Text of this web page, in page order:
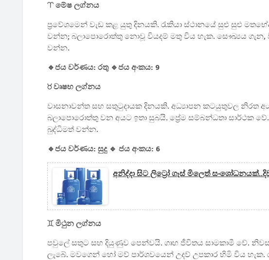
♈ මේෂ ලග්නය
ප්‍රවේශමෙන් වැඩ කළ යුතු දිනයකි. රැකියා ස්ථානයේ සුළු සුළු
වන්න; බලාපොරොත්තු නොවූ වියදම් මතු විය හැක. සෞඛ්‍යය ගැන,
වන්න.
🔹ජය වර්ණය: රතු 🔹ජය අංකය: 9
♉ වෘෂභ ලග්නය
වාසනාවන්ත සහ සතුටුදායක දිනයකි. අධ්‍යාපන කටයුතුවල
බලාපොරොත්තු වන අයට ඉතා සුබයි. ප්‍රේම සම්බන්ධතා සාර්ථක
බුද්ධිමත් වන්න.
🔹ජය වර්ණය: සුදු 🔹 ජය අංකය: 6
අනිද්දා සිට ලිට්‍රෝ ගෑස් මිලෙත්
♊ මිථුන ලග්නය
පවුලේ සතුට සහ දියුණුව පෙන්වයි. ගෘහ ජීවිතය සාමකාමී වේ.
ලැබේ. මවගෙන් හෝ මව් පාර්ශවයෙන් උදව් උපකාර හිමි විය හැක.